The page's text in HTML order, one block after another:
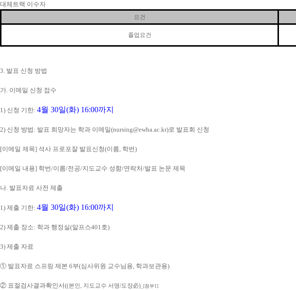
대체트랙 이수자
요건
졸업요건
3. 발표 신청 방법
가. 이메일 신청 접수
1) 신청 기한: 4월 30일(화) 16:00까지
2) 신청 방법 : 발표 희망자는 학과 이메일(nursing@ewha.ac.kr)로 발표회 신청
[이메일 제목] 석사 프로포잘 발표신청(이름, 학번)
[이메일 내용] 학번/이름/전공/지도교수 성함/연락처/발표 논문 제목
나. 발표자료 사전 제출
1) 제출 기한: 4월 30일(화) 16:00까지
2) 제출 장소: 학과 행정실(알프스401호)
3) 제출 자료
① 발표자료 스프링 제본 6부(심사위원 교수님용, 학과보관용)
② 표절검사결과확인서((본인, 지도교수 서명/도장必) _[첨부1]